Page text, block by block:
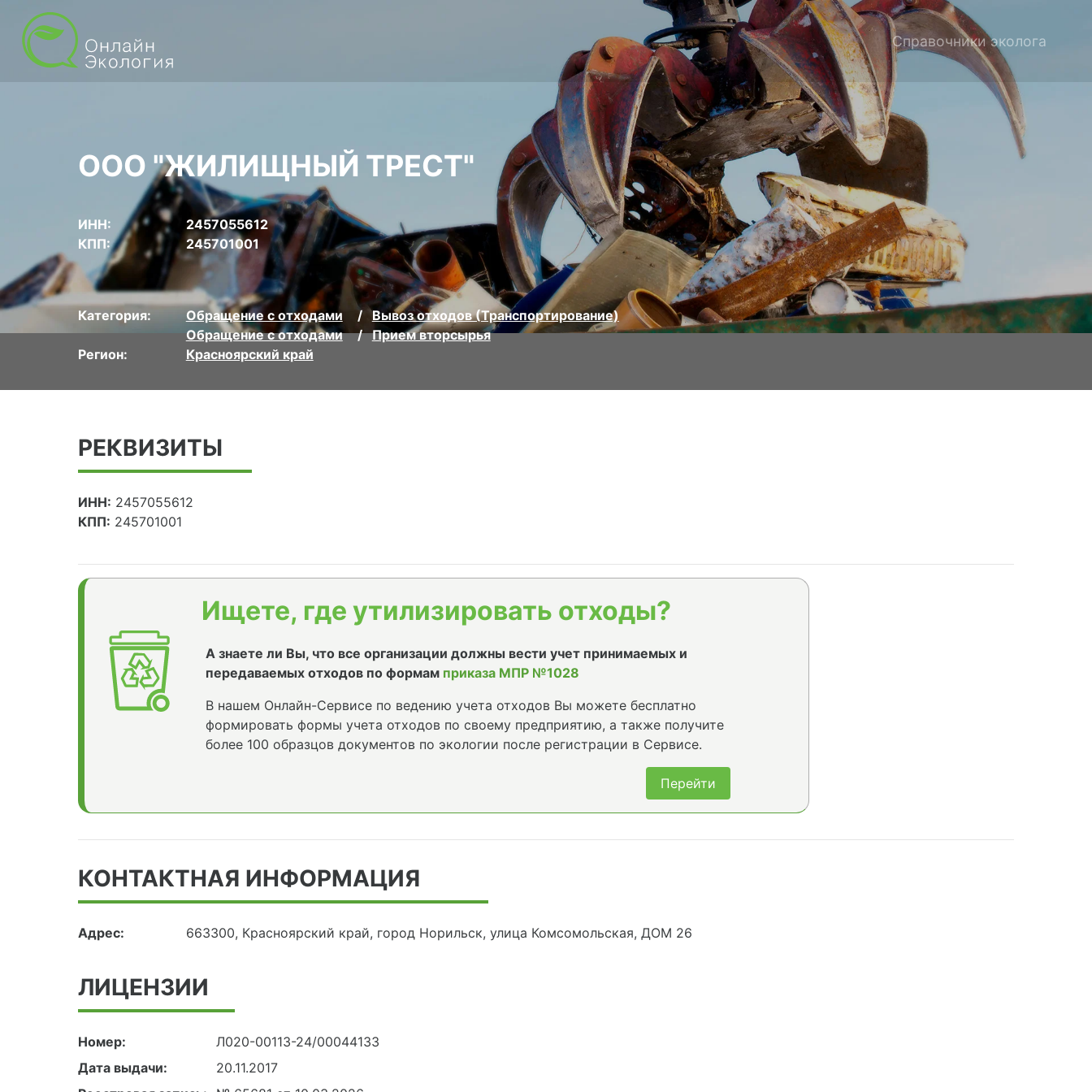
Справочники эколога
ООО "ЖИЛИЩНЫЙ ТРЕСТ"
ИНН:
2457055612
КПП:
245701001
Категория: Обращение с отходами
Вывоз отходов (Транспортирование)
Обращение с отходами
Прием вторсырья
Регион:
Красноярский край
РЕКВИЗИТЫ
ИНН: 2457055612
КПП: 245701001
Ищете, где утилизировать отходы?
А знаете ли Вы, что все организации должны вести учет принимаемых и
передаваемых отходов по формам приказа МПР №1028
В нашем Онлайн-Сервисе по ведению учета отходов Вы можете бесплатно
формировать формы учета отходов по своему предприятию, а также получите
более 100 образцов документов по экологии после регистрации в Сервисе.
Перейти
КОНТАКТНАЯ ИНФОРМАЦИЯ
Адрес: 663300, Красноярский край, город Норильск, улица Комсомольская, ДОМ 26
ЛИЦЕНЗИИ
Номер:
Л020-00113-24/00044133
Дата выдачи:
20.11.2017